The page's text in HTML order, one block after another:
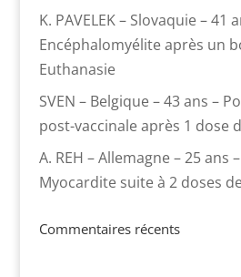
K. PAVELEK – Slovaquie – 41
Encéphalomyélite après un
Euthanasie
SVEN – Belgique – 43 ans –
post-vaccinale après 1 dose
A. REH – Allemagne – 25 ans
Myocardite suite à 2 doses
Commentaires récents